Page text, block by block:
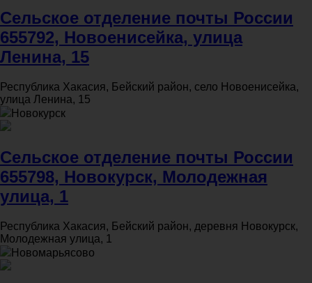
Сельское отделение почты России
655792, Новоенисейка, улица
Ленина, 15
Республика Хакасия, Бейский район, село Новоенисейка,
улица Ленина, 15
Новокурск
Сельское отделение почты России
655798, Новокурск, Молодежная
улица, 1
Республика Хакасия, Бейский район, деревня Новокурск,
Молодежная улица, 1
Новомарьясово